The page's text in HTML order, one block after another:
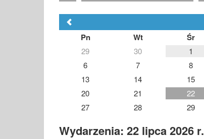
Pn Wt Śr
29 30 1
6
7 8
13
14 15
20
21 22
27
28 29
Wydarzenia: 22 lipca 2026 r.